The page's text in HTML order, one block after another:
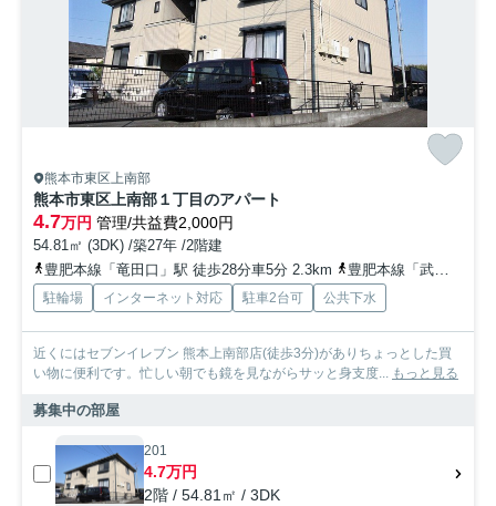
熊本市東区上南部
熊本市東区上南部１丁目のアパート
4.7万円 管理/共益費2,000円
54.81㎡ (3DK) /築27年 /2階建
豊肥本線「竜田口」駅 徒歩28分車5分 2.3km
豊肥本線「武蔵塚」駅 徒歩37分車6分 3.0km
駐輪場 インターネット対応 駐車2台可 公共下水
近くにはセブンイレブン 熊本上南部店(徒歩3分)がありちょっとした買
い物に便利です。忙しい朝でも鏡を見ながらサッと身支度... もっと見る
募集中の部屋
201
4.7万円
2階 / 54.81㎡ / 3DK